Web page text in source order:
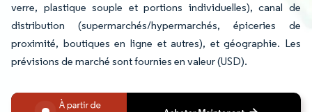
verre, plastique souple et portions individuelles), canal de
distribution (supermarchés/hypermarchés, épiceries de
proximité, boutiques en ligne et autres), et géographie. Les
prévisions de marché sont fournies en valeur (USD).